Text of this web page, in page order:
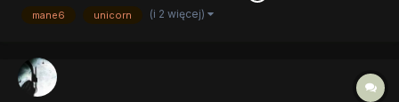
dla galerii (zgodnie z z...
mane6 unicorn (i 2 więcej)